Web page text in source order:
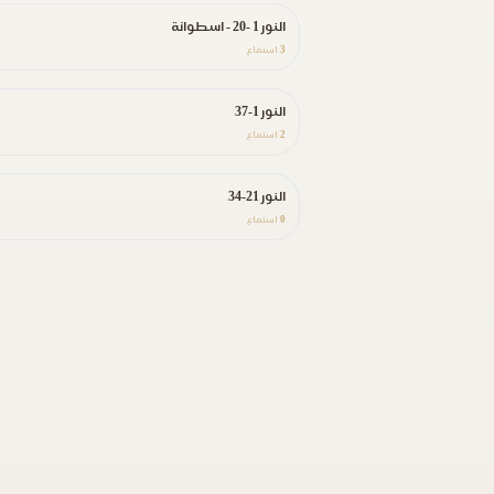
النور 1 -20 - اسطوانة
3 استماع
النور 1-37
2 استماع
النور 21-34
0 استماع